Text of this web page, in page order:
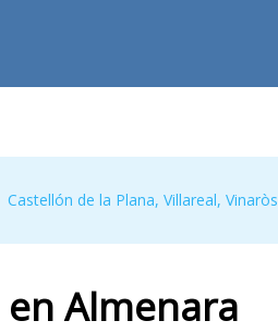
Castellón de la Plana,Villareal,Vinaròs
enAlmenara